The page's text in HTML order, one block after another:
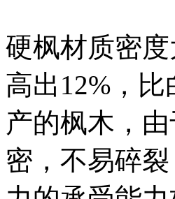
硬枫材质密
高出12%，
产的枫木，
密，不易碎